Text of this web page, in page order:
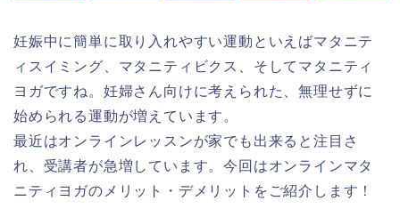
妊娠中に簡単に取り入れやすい運動といえばマタニテ
ィスイミング、マタニティビクス、そしてマタニティ
ヨガですね。妊婦さん向けに考えられた、無理せずに
始められる運動が増えています。
最近はオンラインレッスンが家でも出来ると注目さ
れ、受講者が急増しています。今回はオンラインマタ
ニティヨガのメリット・デメリットをご紹介します！